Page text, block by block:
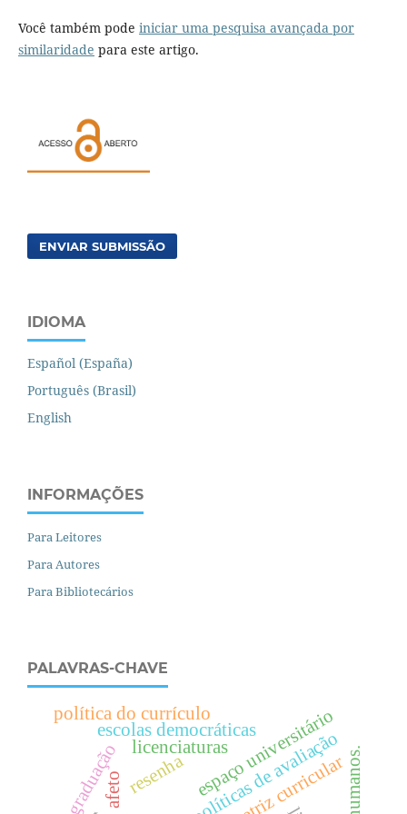
Você também pode iniciar uma pesquisa avançada por
similaridade para este artigo.
ENVIAR SUBMISSÃO
IDIOMA
Español (España)
Português (Brasil)
English
INFORMAÇÕES
Para Leitores
Para Autores
Para Bibliotecários
PALAVRAS-CHAVE
resenha diretriz curricular
políticas de avaliação
espaço universitário.
escolas democráticas
licenciaturas
política do currículo
afeto